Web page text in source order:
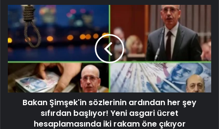
Bakan Şimşek'in sözlerinin ardından her şey
sıfırdan başlıyor! Yeni asgari ücret
hesaplamasında iki rakam öne çıkıyor